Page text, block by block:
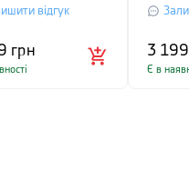
Hydro-
відгук
грн
чорний
3 199
Є в